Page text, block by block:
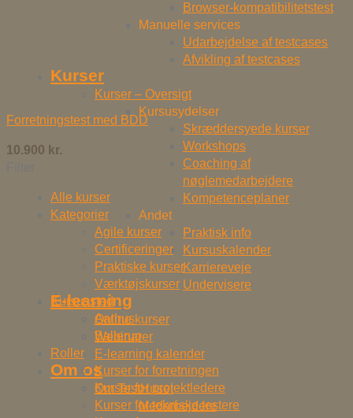
Browser-kompatibilitetstest
Manuelle services
Udarbejdelse af testcases
Afvikling af testcases
Kurser
Kurser – Oversigt
Kursusydelser
Skræddersyede kurser
Workshops
Coaching af
nøglemedarbejdere
Kompetenceplaner
Andet
Praktisk info
Kursuskalender
Karriereveje
Undervisere
E-learning
Online kurser
Webinarer
E-learning kalender
Om os
Om TestHuset
Medarbejdere
Forretningstest med BDD
10.900 kr.
Alle kurser
Kategorier
Agile kurser
Certificeringer
Praktiske kurser
Værktøjskurser
Kursussted
Aarhus
Ballerup
Roller
Kurser for forretningen
Kurser for projektledere
Kurser for tekniske testere